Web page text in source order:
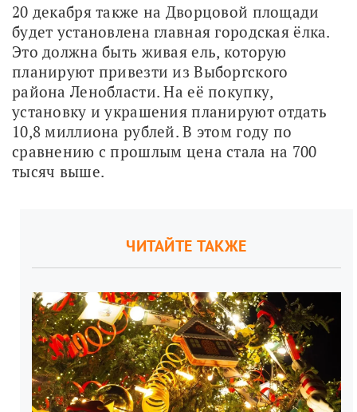
20 декабря также на Дворцовой площади
будет установлена главная городская ёлка.
Это должна быть живая ель, которую
планируют привезти из Выборгского
района Ленобласти. На её покупку,
установку и украшения планируют отдать
10,8 миллиона рублей. В этом году по
сравнению с прошлым цена стала на 700
тысяч выше.
ЧИТАЙТЕ ТАКЖЕ